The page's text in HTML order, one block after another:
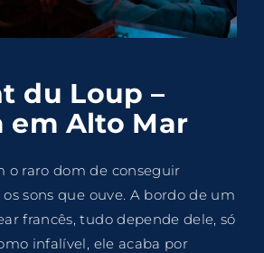
du Loup –
em Alto Mar
o raro dom de conseguir
sons que ouve. A bordo de um
francês, tudo depende dele, só
infalível, ele acaba por
Lost Your Password?
you agree to
ourprivacy policy.